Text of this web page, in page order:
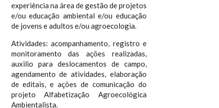
experiência na área de gestão de projetos
e/ou educação ambiental e/ou educação
de jovens e adultos e/ou agroecologia.
Atividades: acompanhamento, registro e
monitoramento das ações realizadas,
auxilio para deslocamentos de campo,
agendamento de atividades, elaboração
de editais, e ações de comunicação do
projeto Alfabetização Agroecológica
Ambientalista.